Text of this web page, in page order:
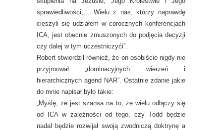
sprawiedliwości,… Wielu z nas, którzy naprawdę
cieszyli się udziałem w corocznych konferencjach
ICA, jest obecnie zmuszonych do podjęcia decyzji
czy dalej w tym uczestniczyći”.
Robert stwierdził również, że on osobiście nigdy nie
przyjmował „dominacyjnych wierzeń i
hierarchicznych agend NAR”. Ostatnie zdanie jakie
do mnie napisał było takie:
„Myślę, że jest szansa na to, że wielu odłączy się
od ICA w zależności od tego, czy Todd będzie
nadal będzie rozwijał swoją zwodniczą doktrynę a